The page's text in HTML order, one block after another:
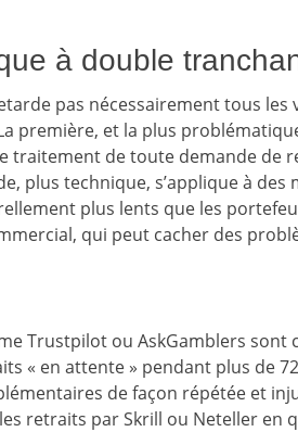
à double
pas nécessairement tous les
première, et la plus
traitement de toute demande de
plus technique, s’applique à des
plus lents que les
qui peut cacher des
Trustpilot ou AskGamblers sont
« en attente » pendant plus de
de façon répétée et
retraits par Skrill ou Neteller en